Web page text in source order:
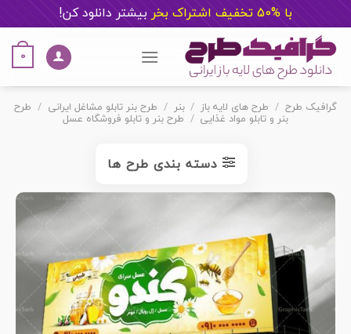
با %50 تخفیف اشتراک بخر بیشتر دانلود کن!
content
0
گرافیک طرح / طرح های لایه باز / بنر / طرح بنر تابلو مشاغل ایرانی / طرح
بنر و تابلو مواد غذایی / طرح بنر و تابلو فروشگاه عسل
دسته بندی طرح ها